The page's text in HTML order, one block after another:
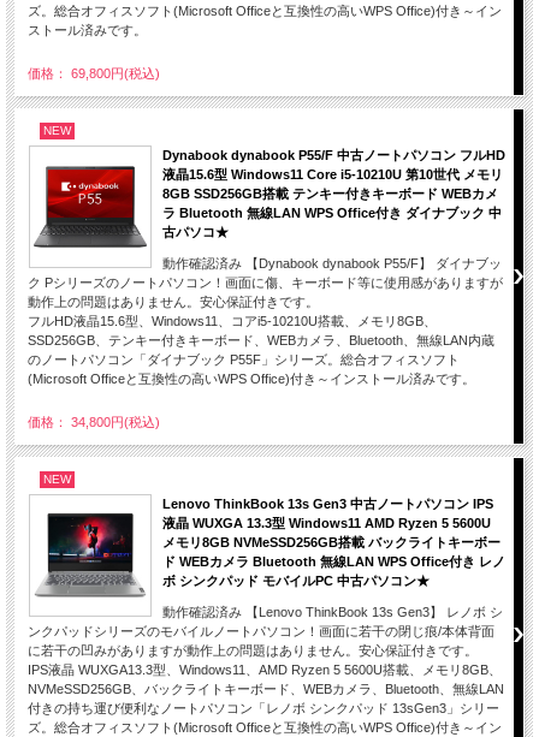
ズ。総合オフィスソフト(Microsoft Officeと互換性の高いWPS Office)付き～イン
ストール済みです。
価格： 69,800円(税込)
NEW
Dynabook dynabook P55/F 中古ノートパソコン フルHD
液晶15.6型 Windows11 Core i5-10210U 第10世代 メモリ
8GB SSD256GB搭載 テンキー付きキーボード WEBカメ
ラ Bluetooth 無線LAN WPS Office付き ダイナブック 中
古パソコ★
動作確認済み 【Dynabook dynabook P55/F】 ダイナブッ
ク Pシリーズのノートパソコン！画面に傷、キーボード等に使用感がありますが
動作上の問題はありません。安心保証付きです。
フルHD液晶15.6型、Windows11、コアi5-10210U搭載、メモリ8GB、
SSD256GB、テンキー付きキーボード、WEBカメラ、Bluetooth、無線LAN内蔵
のノートパソコン「ダイナブック P55F」シリーズ。総合オフィスソフト
(Microsoft Officeと互換性の高いWPS Office)付き～インストール済みです。
価格： 34,800円(税込)
NEW
Lenovo ThinkBook 13s Gen3 中古ノートパソコン IPS
液晶 WUXGA 13.3型 Windows11 AMD Ryzen 5 5600U
メモリ8GB NVMeSSD256GB搭載 バックライトキーボー
ド WEBカメラ Bluetooth 無線LAN WPS Office付き レノ
ボ シンクパッド モバイルPC 中古パソコン★
動作確認済み 【Lenovo ThinkBook 13s Gen3】 レノボ シ
ンクパッドシリーズのモバイルノートパソコン！画面に若干の閉じ痕/本体背面
に若干の凹みがありますが動作上の問題はありません。安心保証付きです。
IPS液晶 WUXGA13.3型、Windows11、AMD Ryzen 5 5600U搭載、メモリ8GB、
NVMeSSD256GB、バックライトキーボード、WEBカメラ、Bluetooth、無線LAN
付きの持ち運び便利なノートパソコン「レノボ シンクパッド 13sGen3」シリー
ズ。総合オフィスソフト(Microsoft Officeと互換性の高いWPS Office)付き～イン